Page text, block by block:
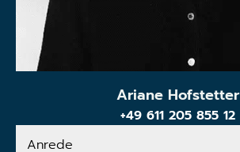
Ariane Hofstetter
+49 611 205 855 12
Anrede